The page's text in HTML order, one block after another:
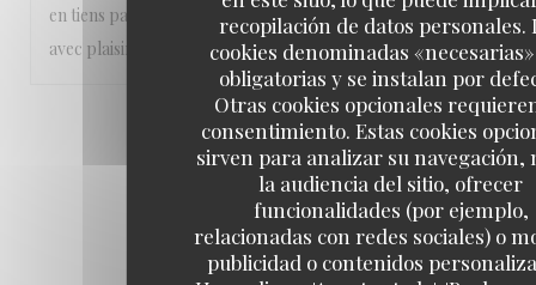
recopilación de datos personales.
cookies denominadas
obligatorias y se instalan por
Otras cookies opcionales
consentimiento. Estas cookies
sirven para analizar su navegación,
la audiencia del sitio, ofrecer
funcionalidades (por ejemplo,
relacionadas con redes sociales) o
publicidad o contenidos
en tiens pas rigueur, l'année prochaine, on y retournera
avec plaisir et envie!!!
1 2 3